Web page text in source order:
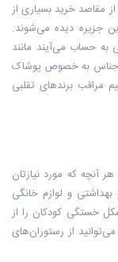
مقاصد خرید بسیاری از
جزیره دیده می‌شوند.
حساب می‌آیند مانند
اجناس به خصوص پوشاک
مراقب برندهای تقلبی
آنچه که مورد نیازتان
بهداشتی و لوازم خانگی
خستگی کودکان را از
از رستوران‌های